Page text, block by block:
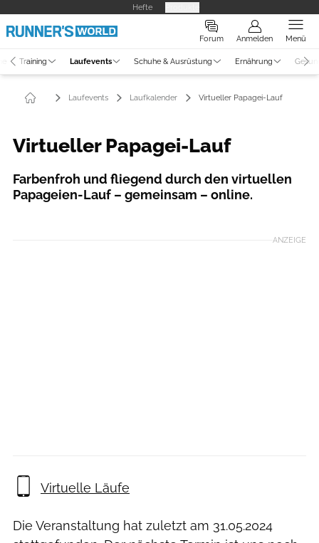
Hefte
Forum Anmelden Menü
Training Laufevents Schuhe & Ausrüstung Ernährung
Laufevents Laufkalender Virtueller Papagei-Lauf
Virtueller Papagei-Lauf
Farbenfroh und fliegend durch den virtuellen
Papageien-Lauf – gemeinsam – online.
ANZEIGE
Virtuelle Läufe
Die Veranstaltung hat zuletzt am 31.05.2024